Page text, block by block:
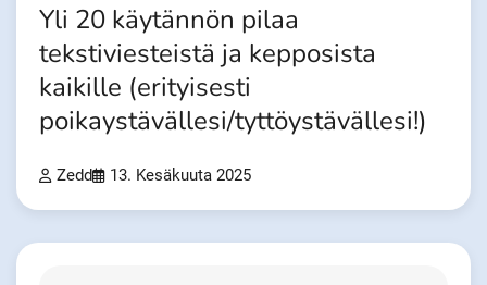
Yli 20 käytännön pilaa
tekstiviesteistä ja kepposista
kaikille (erityisesti
poikaystävällesi/tyttöystävällesi!)
Zedd 13. Kesäkuuta 2025